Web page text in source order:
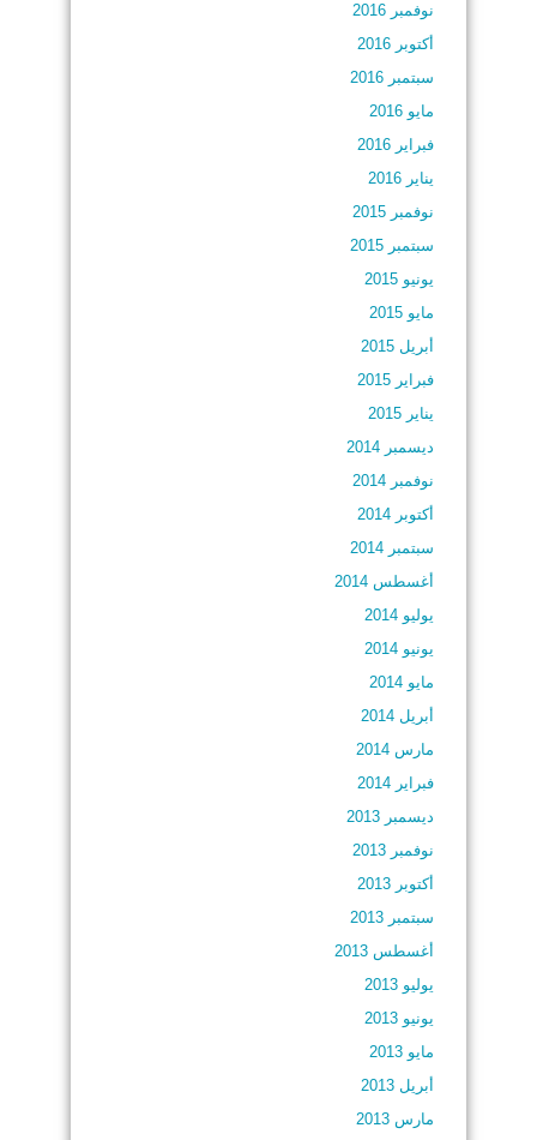
نوفمبر 2016
أكتوبر 2016
سبتمبر 2016
مايو 2016
فبراير 2016
يناير 2016
نوفمبر 2015
سبتمبر 2015
يونيو 2015
مايو 2015
أبريل 2015
فبراير 2015
يناير 2015
ديسمبر 2014
نوفمبر 2014
أكتوبر 2014
سبتمبر 2014
أغسطس 2014
يوليو 2014
يونيو 2014
مايو 2014
أبريل 2014
مارس 2014
فبراير 2014
ديسمبر 2013
نوفمبر 2013
أكتوبر 2013
سبتمبر 2013
أغسطس 2013
يوليو 2013
يونيو 2013
مايو 2013
أبريل 2013
مارس 2013